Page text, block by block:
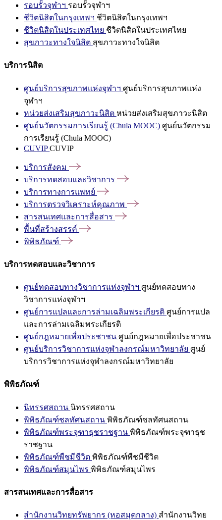
รอบรั้วจุฬาฯ รอบรั้วจุฬาฯ
ชีวิตนิสิตในกรุงเทพฯ ชีวิตนิสิตในกรุงเทพฯ
ชีวิตนิสิตในประเทศไทย ชีวิตนิสิตในประเทศไทย
สุขภาวะทางใจนิสิต สุขภาวะทางใจนิสิต
บริการนิสิต
ศูนย์บริการสุขภาพแห่งจุฬาฯ ศูนย์บริการสุขภาพแห่ง
จุฬาฯ
หน่วยส่งเสริมสุขภาวะนิสิต หน่วยส่งเสริมสุขภาวะนิสิต
ศูนย์นวัตกรรมการเรียนรู้ (Chula MOOC) ศูนย์นวัตกรรม
การเรียนรู้ (Chula MOOC)
CUVIPCUVIP
บริการสังคม
บริการทดสอบและวิชาการ
บริการทางการแพทย์
บริการตรวจวิเคราะห์คุณภาพ
สารสนเทศและการสื่อสาร
พื้นที่สร้างสรรค์
พิพิธภัณฑ์
บริการทดสอบและวิชาการ
ศูนย์ทดสอบทางวิชาการแห่งจุฬาฯ ศูนย์ทดสอบทาง
วิชาการแห่งจุฬาฯ
ศูนย์การแปลและการล่ามเฉลิมพระเกียรติ ศูนย์การแปล
และการล่ามเฉลิมพระเกียรติ
ศูนย์กฎหมายเพื่อประชาชน ศูนย์กฎหมายเพื่อประชาชน
ศูนย์บริการวิชาการแห่งจุฬาลงกรณ์มหาวิทยาลัย ศูนย์
บริการวิชาการแห่งจุฬาลงกรณ์มหาวิทยาลัย
พิพิธภัณฑ์
นิทรรศสถาน นิทรรศสถาน
พิพิธภัณฑ์ชลทัศนสถาน พิพิธภัณฑ์ชลทัศนสถาน
พิพิธภัณฑ์พระจุฑาธุชราชฐาน พิพิธภัณฑ์พระจุฑาธุช
ราชฐาน
พิพิธภัณฑ์พืชมีชีวิต พิพิธภัณฑ์พืชมีชีวิต
พิพิธภัณฑ์สมุนไพร พิพิธภัณฑ์สมุนไพร
สารสนเทศและการสื่อสาร
สำนักงานวิทยทรัพยากร (หอสมุดกลาง) สำนักงานวิทย